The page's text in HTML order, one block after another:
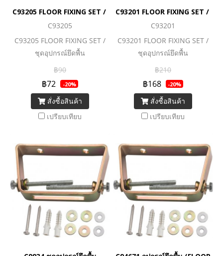
C93205 FLOOR FIXING SET / ชุดอุปกรณ์ยึดพื้น
C93205
C93205 FLOOR FIXING SET /
ชุดอุปกรณ์ยึดพื้น
฿90
฿72 -20%
สั่งซื้อสินค้า
เปรียบเทียบ
C93201 FLOOR FIXING SET /
C93201
C93201 FLOOR FIXING SET /
ชุดอุปกรณ์ยึดพื้น
฿210
฿168 -20%
สั่งซื้อสินค้า
เปรียบเทียบ